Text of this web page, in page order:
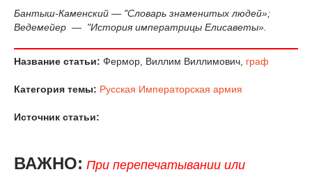
Бантыш-Каменский — "Словарь знаменитых людей»;
Ведемейер — "История императрицы Елисаветы».
Название статьи: Фермор, Виллим Виллимович, граф
Категория темы: Русская Императорская армия
Источник статьи:
ВАЖНО: При перепечатывании или